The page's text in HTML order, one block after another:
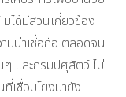
ได้มีส่วนเกี่ยวข้อง
มน่าเชื่อถือ ตลอดจน
ๆ และกรมปศุสัตว์ ไม่
เชื่อมโยงมายัง